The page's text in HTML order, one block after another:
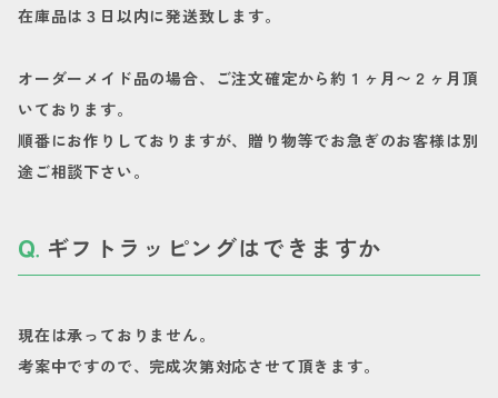
在庫品は３日以内に発送致します。
オーダーメイド品の場合、ご注文確定から約１ヶ月〜２ヶ月頂
いております。
順番にお作りしておりますが、贈り物等でお急ぎのお客様は別
途ご相談下さい。
ギフトラッピングはできますか
現在は承っておりません。
考案中ですので、完成次第対応させて頂きます。